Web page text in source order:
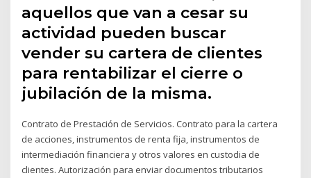
aquellos que van a cesar su
actividad pueden buscar
vender su cartera de clientes
para rentabilizar el cierre o
jubilación de la misma.
Contrato de Prestación de Servicios. Contrato para la cartera
de acciones, instrumentos de renta fija, instrumentos de
intermediación financiera y otros valores en custodia de
clientes. Autorización para enviar documentos tributarios